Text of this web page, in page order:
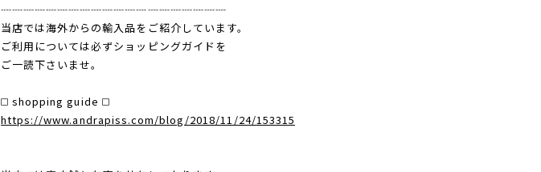
┈┈┈┈┈┈┈┈┈┈┈┈┈┈┈┈┈┈┈┈
当店では海外からの輸入品をご紹介しています。
ご利用については必ずショッピングガイドを
ご一読下さいませ。
◻️ shopping guide ◻️
https://www.andrapiss.com/blog/2018/11/24/153315